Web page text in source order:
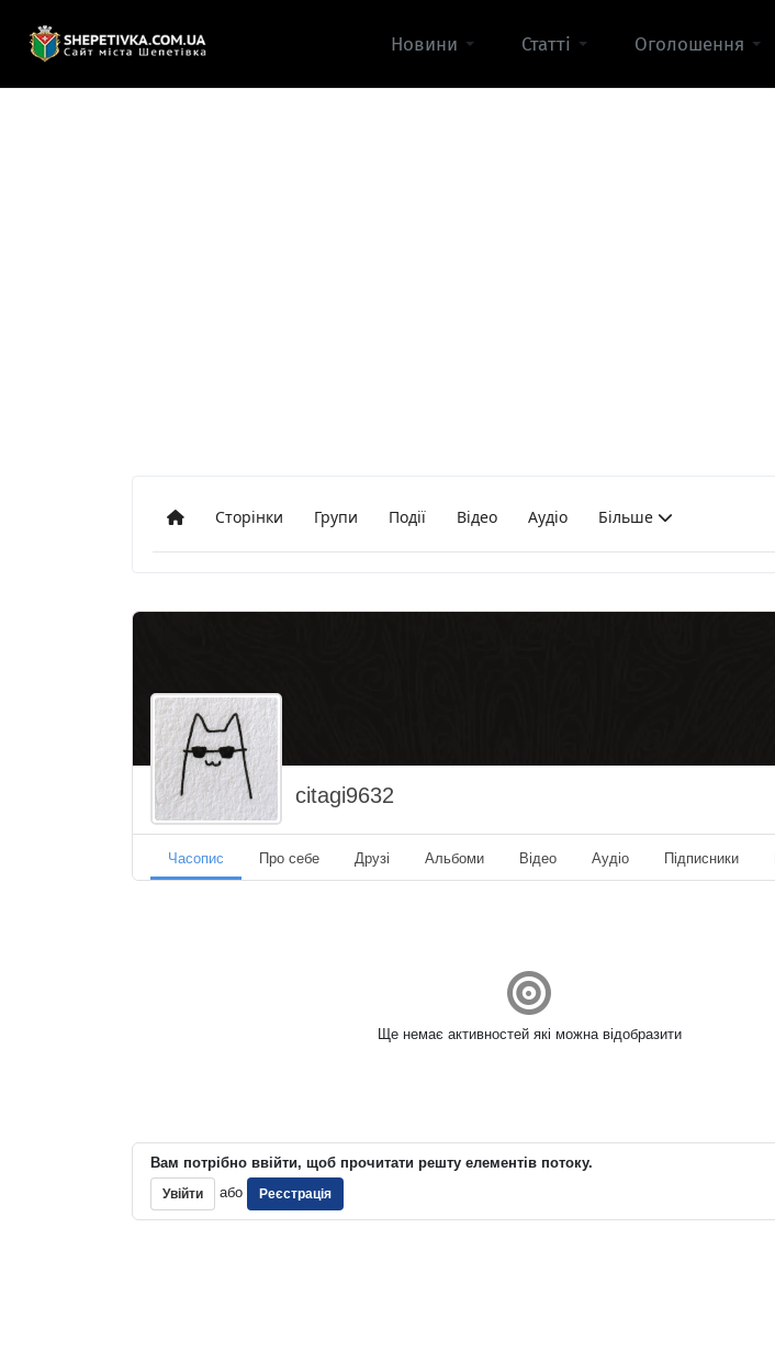
Новини Статті Оголошення
ДодомуСторінки Групи Події Відео Аудіо Більше
citagi9632
Часопис Про себе Друзі Альбоми Відео Аудіо Підписники
Ще немає активностей які можна відобразити
Вам потрібно ввійти, щоб прочитати решту елементів потоку.
Увійти або Реєстрація